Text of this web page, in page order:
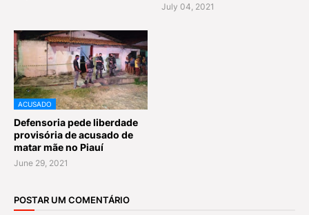
July 04, 2021
ACUSADO
Defensoria pede liberdade
provisória de acusado de
matar mãe no Piauí
June 29, 2021
POSTAR UM COMENTÁRIO